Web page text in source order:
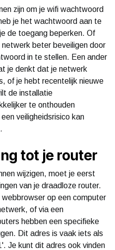
zijn om je wifi wachtwoord
je het wachtwoord aan te
de toegang beperken. Of
beter beveiligen door
in te stellen. Een ander
je denkt dat je netwerk
of je hebt recentelijk nieuwe
de installatie
te onthouden
veiligheidsrisico kan
tot je router
wijzigen, moet je eerst
van je draadloze router.
op een computer
of via een
hebben een specifieke
Dit adres is vaak iets als
Je kunt dit adres ook vinden